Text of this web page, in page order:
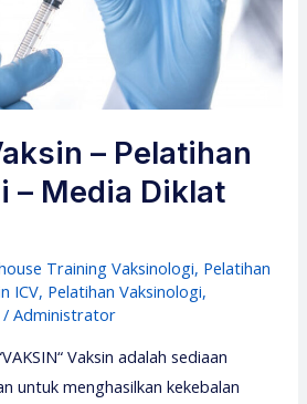
– Pelatihan
– Media Diklat
Training Vaksinologi, Pelatihan
ICV, Pelatihan Vaksinologi,
/Administrator
Vaksin adalah sediaan
untuk menghasilkan kekebalan